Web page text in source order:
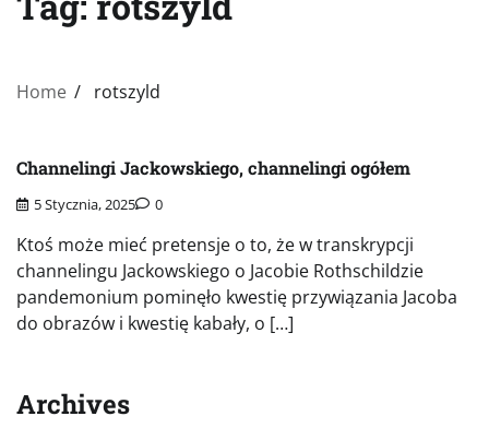
Home rotszyld
Channelingi Jackowskiego, channelingi ogółem
5 Stycznia, 2025 0
Ktoś może mieć pretensje o to, że w transkrypcji
channelingu Jackowskiego o Jacobie Rothschildzie
pandemonium pominęło kwestię przywiązania Jacoba
do obrazów i kwestię kabały, o […]
Archives